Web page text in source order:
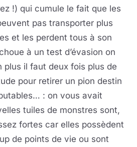
!) qui cumule le fait que les
pas transporter plus
et les perdent tous à son
à un test d’évasion on
plus il faut deux fois plus de
pour retirer un pion destin
: on vous avait
tuiles de monstres sont,
fortes car elles possèdent
de points de vie ou sont